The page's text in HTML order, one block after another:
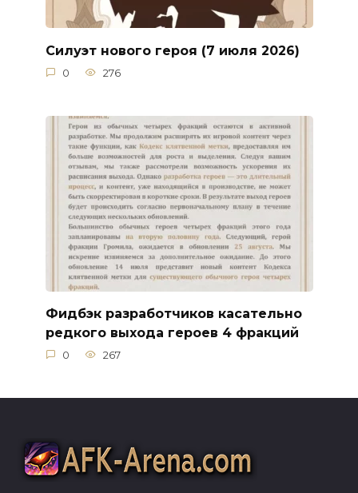
Силуэт нового героя (7 июля 2026)
0 276
Фидбэк разработчиков касательно
редкого выхода героев 4 фракций
0 267